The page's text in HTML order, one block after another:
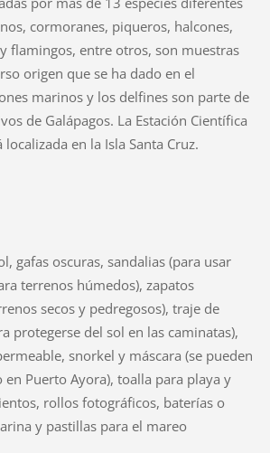
cormoranes, piqueros, halcones,
flamingos, entre otros, son muestras
origen que se ha dado en el
marinos y los delfines son parte de
de Galápagos. La Estación Científica
en la Isla Santa Cruz.
gafas oscuras, sandalias (para usar
terrenos húmedos), zapatos
secos y pedregosos), traje de
protegerse del sol en las caminatas),
snorkel y máscara (se pueden
Puerto Ayora), toalla para playa y
rollos fotográficos, baterías o
y pastillas para el mareo